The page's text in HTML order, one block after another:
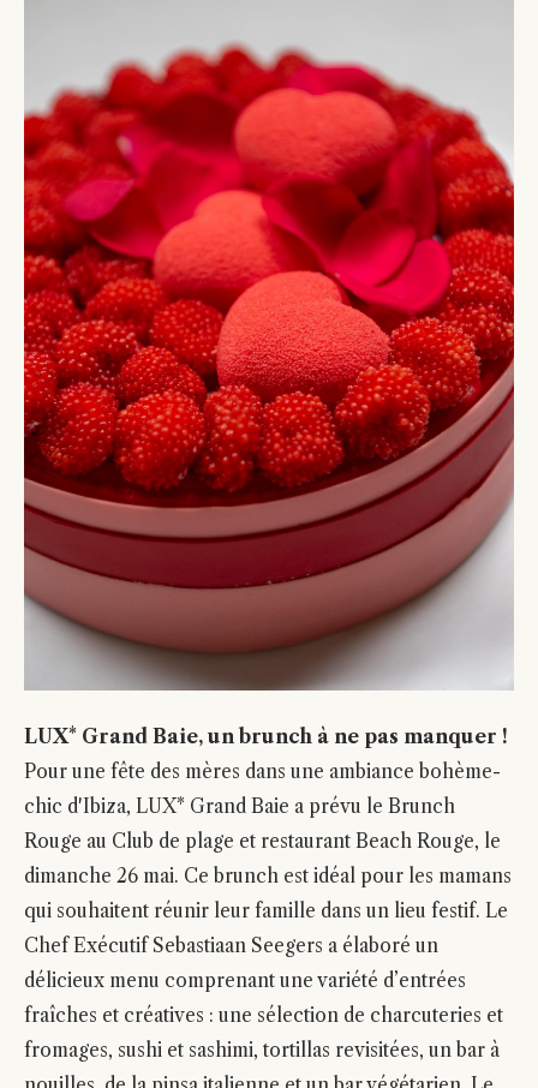
LUX* Grand Baie, un brunch à ne pas manquer !
Pour une fête des mères dans une ambiance bohème-
chic d'Ibiza, LUX* Grand Baie a prévu le Brunch
Rouge au Club de plage et restaurant Beach Rouge, le
dimanche 26 mai. Ce brunch est idéal pour les mamans
qui souhaitent réunir leur famille dans un lieu festif. Le
Chef Exécutif Sebastiaan Seegers a élaboré un
délicieux menu comprenant une variété d’entrées
fraîches et créatives : une sélection de charcuteries et
fromages, sushi et sashimi, tortillas revisitées, un bar à